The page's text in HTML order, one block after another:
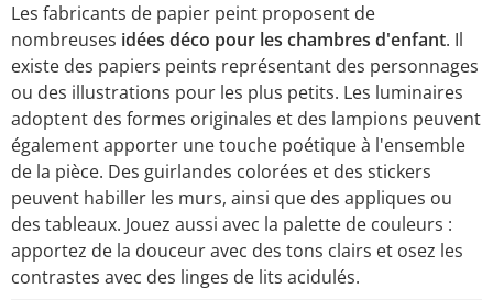
Les fabricants de papier peint proposent de
nombreuses idées déco pour les chambres d'enfant. Il
existe des papiers peints représentant des personnages
ou des illustrations pour les plus petits. Les luminaires
adoptent des formes originales et des lampions peuvent
également apporter une touche poétique à l'ensemble
de la pièce. Des guirlandes colorées et des stickers
peuvent habiller les murs, ainsi que des appliques ou
des tableaux. Jouez aussi avec la palette de couleurs :
apportez de la douceur avec des tons clairs et osez les
contrastes avec des linges de lits acidulés.